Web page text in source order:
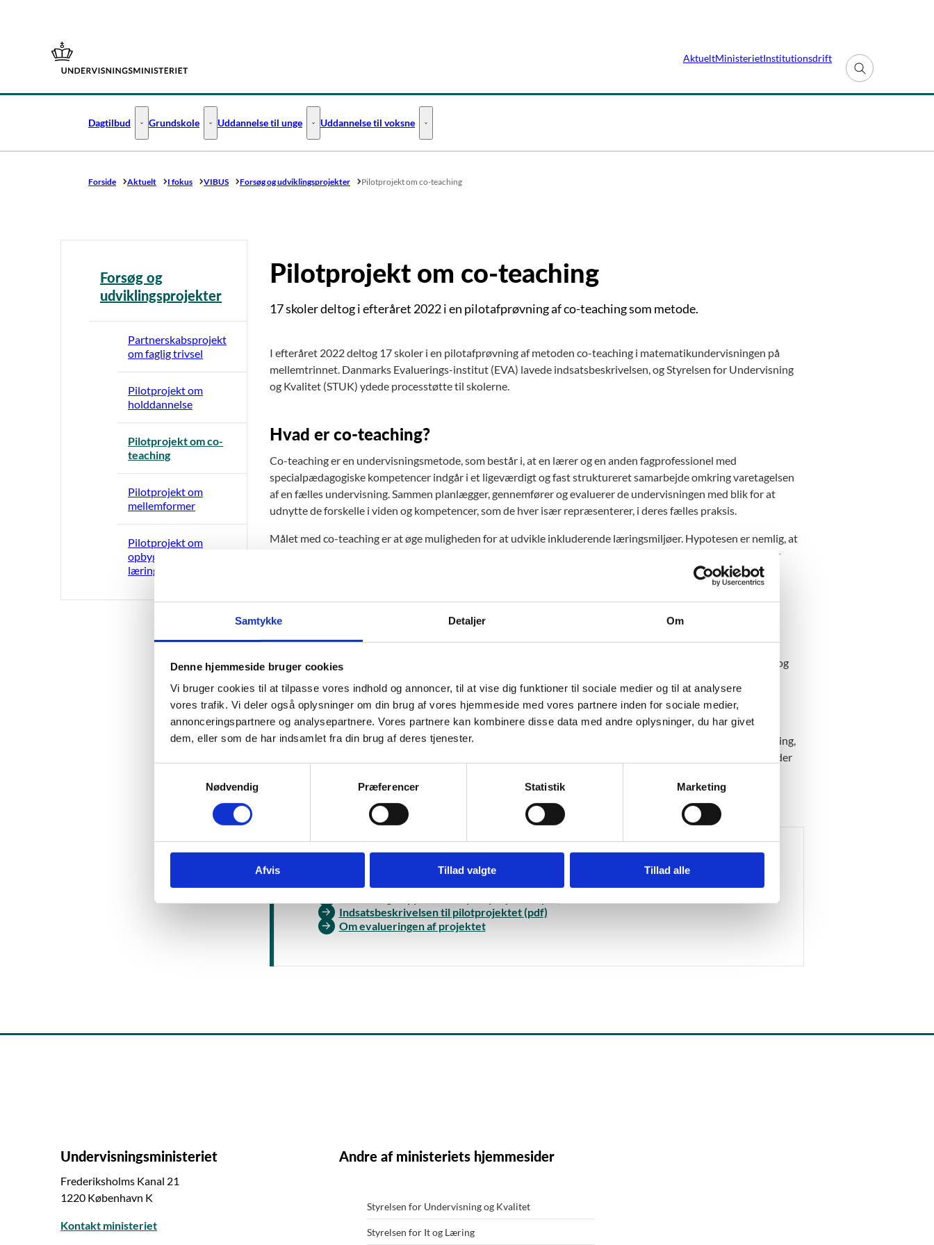
Samtykke Detaljer Om
Denne hjemmeside bruger cookies
Vi bruger cookies til at tilpasse vores indhold og annoncer, til at vise dig funktioner til sociale medier og til at analysere
vores trafik. Vi deler også oplysninger om din brug af vores hjemmeside med vores partnere inden for sociale medier,
annonceringspartnere og analysepartnere. Vores partnere kan kombinere disse data med andre oplysninger, du har givet
dem, eller som de har indsamlet fra din brug af deres tjenester.
v
Nødvendig Præferencer Statistik Marketing
Afvis Tillad valgte Tillad alle
Gå til forsiden
AktueltMinisterietInstitutionsdrift
Fold søgefelt ud
Dagtilbud Dagtilbud - Flere links
Grundskole Grundskole - Flere links
Uddannelse til unge Uddannelse til unge - Flere links
Uddannelse til voksne Uddannelse til voksne - Flere links
Forside Aktuelt I fokus VIBUS Forsøg og udviklingsprojekter Pilotprojekt om co-teaching
Forsøg og
udviklingsprojekter
Partnerskabsprojekt
om faglig trivsel
Pilotprojekt om
holddannelse
Pilotprojekt om co-
teaching
Pilotprojekt om
mellemformer
Pilotprojekt om
opbygning af trygge
læringsfællesskaber
Pilotprojekt om co-teaching
17 skoler deltog i efteråret 2022 i en pilotafprøvning af co-teaching som metode.
I efteråret 2022 deltog 17 skoler i en pilotafprøvning af metoden co-teaching i matematikundervisningen på
mellemtrinnet. Danmarks Evaluerings-institut (EVA) lavede indsatsbeskrivelsen, og Styrelsen for Undervisning
og Kvalitet (STUK) ydede processtøtte til skolerne.
Hvad er co-teaching?
Co-teaching er en undervisningsmetode, som består i, at en lærer og en anden fagprofessionel med
specialpædagogiske kompetencer indgår i et ligeværdigt og fast struktureret samarbejde omkring varetagelsen
af en fælles undervisning. Sammen planlægger, gennemfører og evaluerer de undervisningen med blik for at
udnytte de forskelle i viden og kompetencer, som de hver især repræsenterer, i deres fælles praksis.
Målet med co-teaching er at øge muligheden for at udvikle inkluderende læringsmiljøer. Hypotesen er nemlig, at
samspillet mellem almen- og specialpædagogik har potentiale til at understøtte en undervisning, som favner
Evaluering af pilotforsøg med co-teaching
EVA har evalueret forsøget med co-teaching. Forsøget viser blandede resultater. Flere elever og undervisere
giver i interviews udtryk for, at indsatsen med co-teaching har haft en positiv betydning for undervisningen og
deltagelsesmuligheder mv. i spørgeskemaundersøgelsen. Evalueringen peger også på, at co-teaching kræver
meget af de skoler og fagpersoner, som skal implementere metoden.
EVA’s evalueringsrapport består af tre dele, som belyser 1) skolernes arbejde med at implementere co-teaching,
2) hvad co-teaching betød for elevernes oplevelse og udbytte af undervisningen, og 3) hvilke omkostninger der
Indsatsbeskrivelsen til pilotprojektet (pdf)
Om evalueringen af projektet
Undervisningsministeriet
Frederiksholms Kanal 21
1220 København K
Kontakt ministeriet
Andre af ministeriets hjemmesider
Styrelsen for Undervisning og Kvalitet
Styrelsen for It og Læring